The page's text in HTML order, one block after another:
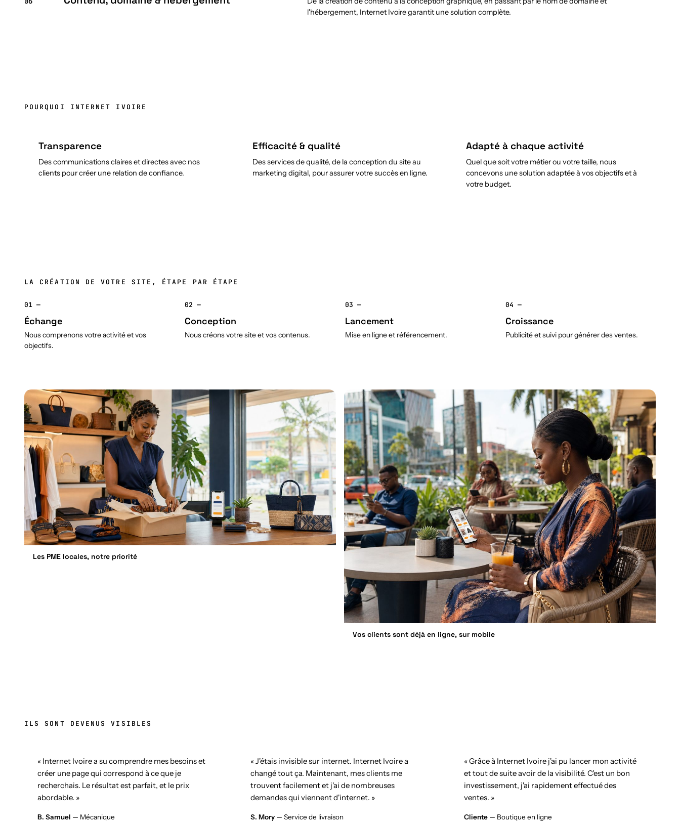
l'hébergement, Internet Ivoire garantit une solution complète.
POURQUOI INTERNET IVOIRE
Transparence
Des communications claires et directes avec nos
clients pour créer une relation de confiance.
Efficacité & qualité
Des services de qualité, de la conception du site au
marketing digital, pour assurer votre succès en ligne.
Adapté à chaque activité
Quel que soit votre métier ou votre taille, nous
concevons une solution adaptée à vos objectifs et à
votre budget.
LA CRÉATION DE VOTRE SITE, ÉTAPE PAR ÉTAPE
01 —
Échange
Nous comprenons votre activité et vos
objectifs.
02 —
Conception
Nous créons votre site et vos contenus.
03 —
Lancement
Mise en ligne et référencement.
04 —
Croissance
Publicité et suivi pour générer des ventes.
Les PME locales, notre priorité
Vos clients sont déjà en ligne, sur mobile
ILS SONT DEVENUS VISIBLES
« Internet Ivoire a su comprendre mes besoins et
créer une page qui correspond à ce que je
recherchais. Le résultat est parfait, et le prix
abordable. »
B. Samuel — Mécanique
« J'étais invisible sur internet. Internet Ivoire a
changé tout ça. Maintenant, mes clients me
trouvent facilement et j'ai de nombreuses
demandes qui viennent d'internet. »
S. Mory — Service de livraison
« Grâce à Internet Ivoire j'ai pu lancer mon activité
et tout de suite avoir de la visibilité. C'est un bon
investissement, j'ai rapidement effectué des
ventes. »
Cliente — Boutique en ligne